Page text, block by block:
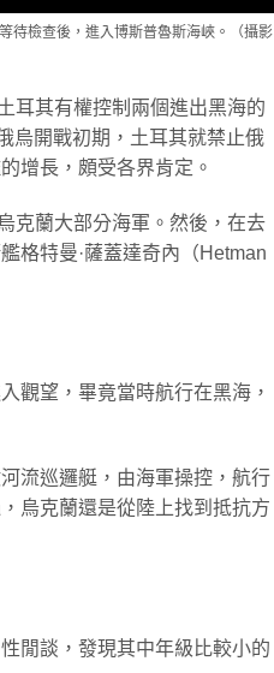
待檢查後，進入博斯普魯斯海峽。（攝影
耳其有權控制兩個進出黑海的
烏開戰初期，土耳其就禁止俄
增長，頗受各界肯定。
克蘭大部分海軍。然後，在去
格特曼·薩蓋達奇內（Hetman
觀望，畢竟當時航行在黑海，
流巡邏艇，由海軍操控，航行
烏克蘭還是從陸上找到抵抗方
閒談，發現其中年級比較小的